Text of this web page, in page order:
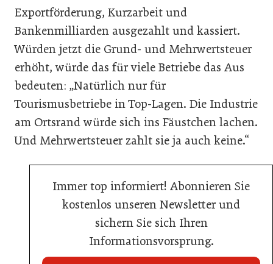
Exportförderung, Kurzarbeit und
Bankenmilliarden ausgezahlt und kassiert.
Würden jetzt die Grund- und Mehrwertsteuer
erhöht, würde das für viele Betriebe das Aus
bedeuten: „Natürlich nur für
Tourismusbetriebe in Top-Lagen. Die Industrie
am Ortsrand würde sich ins Fäustchen lachen.
Und Mehrwertsteuer zahlt sie ja auch keine.“
Immer top informiert! Abonnieren Sie
kostenlos unseren Newsletter und
sichern Sie sich Ihren
Informationsvorsprung.